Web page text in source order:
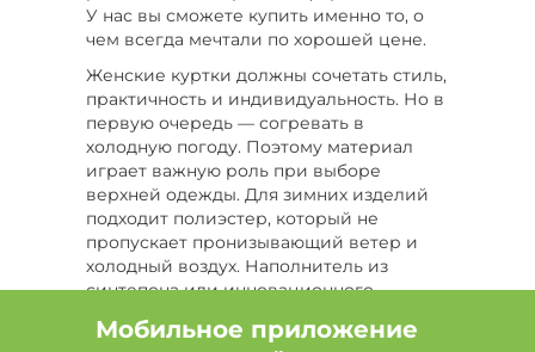
Цвет Белый, Размер 48, Сезон Демисезон
Цвет Серый, Размер 44, Сезон Демисезон
Цвет Белый, Размер 56
Цвет Белый, Размер 54, Сезон Демисезон
Цвет Бежевый, Размер 48, Сезон Зима
Цвет Зеленый, Размер 60, Сезон Демисезон
Цвет Голубой, Размер 52-54
У нас вы сможете купить именно то, о
чем всегда мечтали по хорошей цене.
Женские куртки должны сочетать стиль,
практичность и индивидуальность. Но в
первую очередь — согревать в
холодную погоду. Поэтому материал
играет важную роль при выборе
верхней одежды. Для зимних изделий
подходит полиэстер, который не
пропускает пронизывающий ветер и
холодный воздух. Наполнитель из
синтепона или инновационного
терморегуляцию. Подкладка из
Мобильное приложение